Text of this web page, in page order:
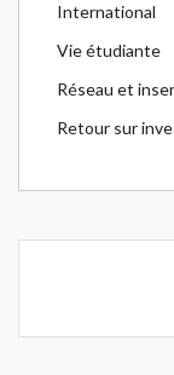
International
Vie étudiante
Réseau et
Retour sur